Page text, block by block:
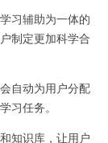
习辅助为一体的
制定更加科学合
自动为用户分配
习任务。
知识库，让用户